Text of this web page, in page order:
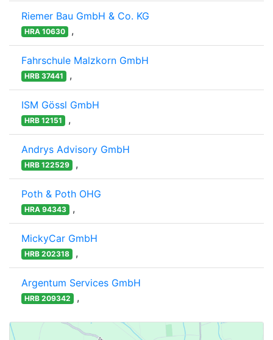
Riemer Bau GmbH & Co. KG
HRA 10630 ,
Fahrschule Malzkorn GmbH
HRB 37441 ,
ISM Gössl GmbH
HRB 12151 ,
Andrys Advisory GmbH
HRB 122529 ,
Poth & Poth OHG
HRA 94343 ,
MickyCar GmbH
HRB 202318 ,
Argentum Services GmbH
HRB 209342 ,